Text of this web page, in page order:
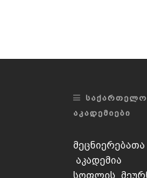
ᲐᲙᲐᲓᲔᲛᲘᲔᲑᲘ
აკადემია
სოფლის